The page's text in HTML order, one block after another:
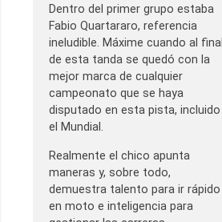
Dentro del primer grupo estaba
Fabio Quartararo, referencia
ineludible. Máxime cuando al final
de esta tanda se quedó con la
mejor marca de cualquier
campeonato que se haya
disputado en esta pista, incluido
el Mundial.
Realmente el chico apunta
maneras y, sobre todo,
demuestra talento para ir rápido
en moto e inteligencia para